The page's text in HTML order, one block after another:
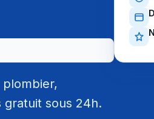
gratuit sous 24h.